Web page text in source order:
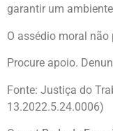
garantir um
O assédio moral
Procure apoio.
Fonte: Justiça do
13.2022.5.24.0006)